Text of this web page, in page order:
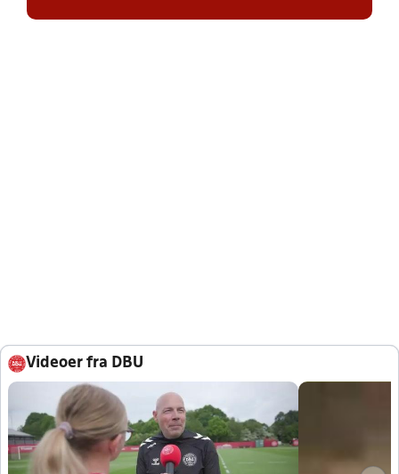
Videoer fra DBU